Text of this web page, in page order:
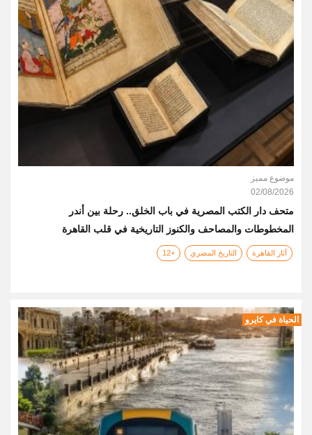
موضوع مميز
02/08/2026
متحف دار الكتب المصرية في باب الخلق.. رحلة بين أندر
المخطوطات والمصاحف والكنوز التاريخية في قلب القاهرة
آثار القاهرة التاريخ المصري +12
الحياة في كايرو